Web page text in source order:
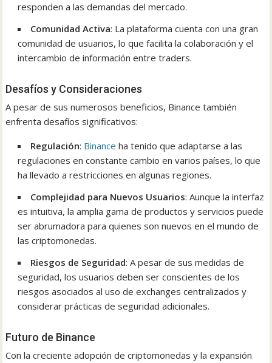
responden a las demandas del mercado.
Comunidad Activa: La plataforma cuenta con una gran
comunidad de usuarios, lo que facilita la colaboración y el
intercambio de información entre traders.
Desafíos y Consideraciones
A pesar de sus numerosos beneficios, Binance también
enfrenta desafíos significativos:
Regulación: Binance ha tenido que adaptarse a las
regulaciones en constante cambio en varios países, lo que
ha llevado a restricciones en algunas regiones.
Complejidad para Nuevos Usuarios: Aunque la interfaz
es intuitiva, la amplia gama de productos y servicios puede
ser abrumadora para quienes son nuevos en el mundo de
las criptomonedas.
Riesgos de Seguridad: A pesar de sus medidas de
seguridad, los usuarios deben ser conscientes de los
riesgos asociados al uso de exchanges centralizados y
considerar prácticas de seguridad adicionales.
Futuro de Binance
Con la creciente adopción de criptomonedas y la expansión